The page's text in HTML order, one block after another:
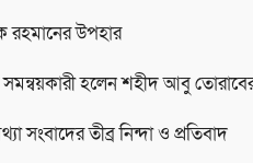
রহমানের উপহার
সমন্বয়কারী হলেন শহীদ আবু
সংবাদের তীব্র নিন্দা ও প্রতিবাদ